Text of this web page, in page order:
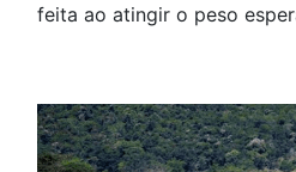
feita ao atingir o peso